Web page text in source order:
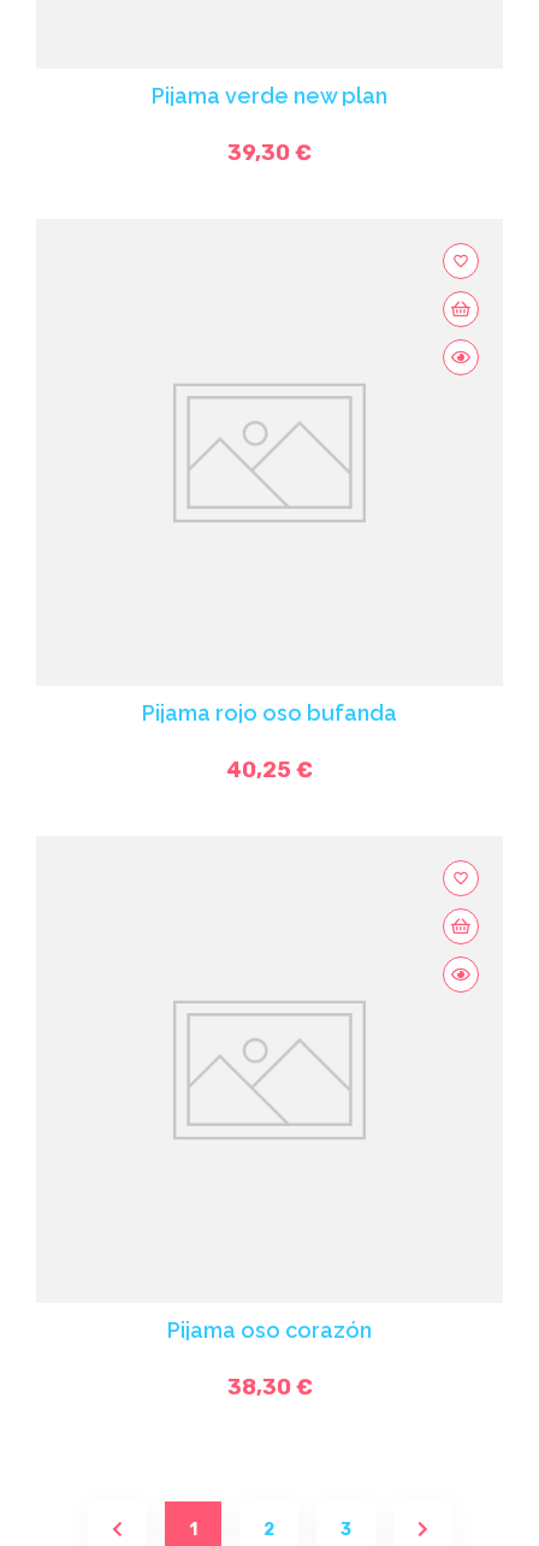
Pijama verde new plan
39,30 €
favorite_border
Pijama rojo oso bufanda
40,25 €
favorite_border
Pijama oso corazón
38,30 €
1(current)
2 3